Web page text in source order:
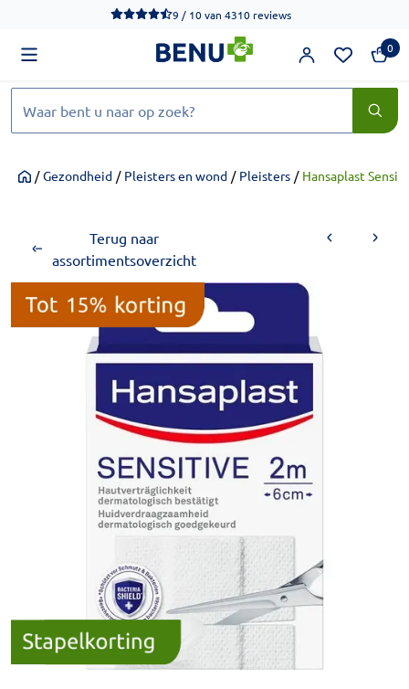
We werken momenteel hard aan het verbeteren van de
9 / 10van 4310 reviews
0
Home
/ Gezondheid / Pleisters en wond / Pleisters / Hansaplast
Terug naar
assortimentsoverzicht